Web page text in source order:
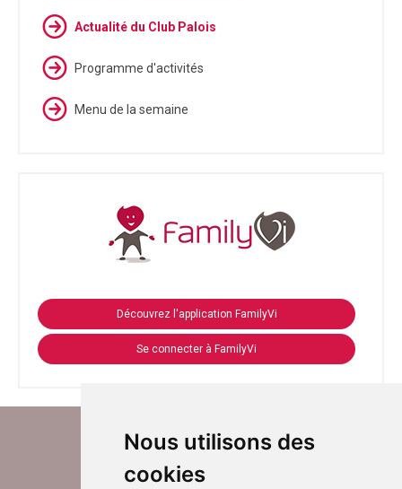
Nous utilisons des
cookies
Actualité du Club Palois
Programme d'activités
Menu de la semaine
Découvrez l'application FamilyVi
Se connecter à FamilyVi